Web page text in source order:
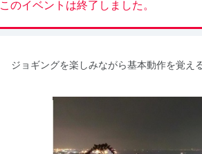
このイベントは終了しました。
ジョギングを楽しみながら基本動作を覚え